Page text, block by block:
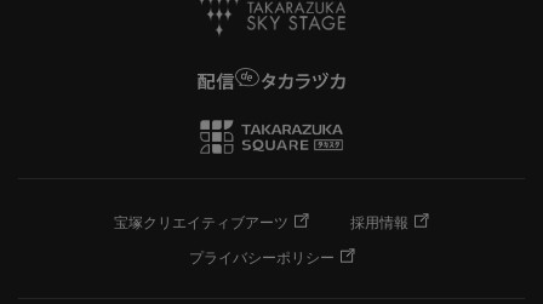
宝塚クリエイティブアーツ
採用情報
プライバシーポリシー